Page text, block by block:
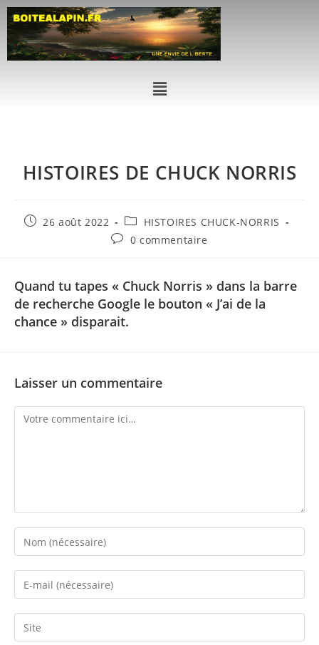
HISTOIRES DE CHUCK NORRIS
26 août 2022
HISTOIRES CHUCK-NORRIS
0 commentaire
Quand tu tapes « Chuck Norris » dans la barre
de recherche Google le bouton « J’ai de la
chance » disparait.
Laisser un commentaire